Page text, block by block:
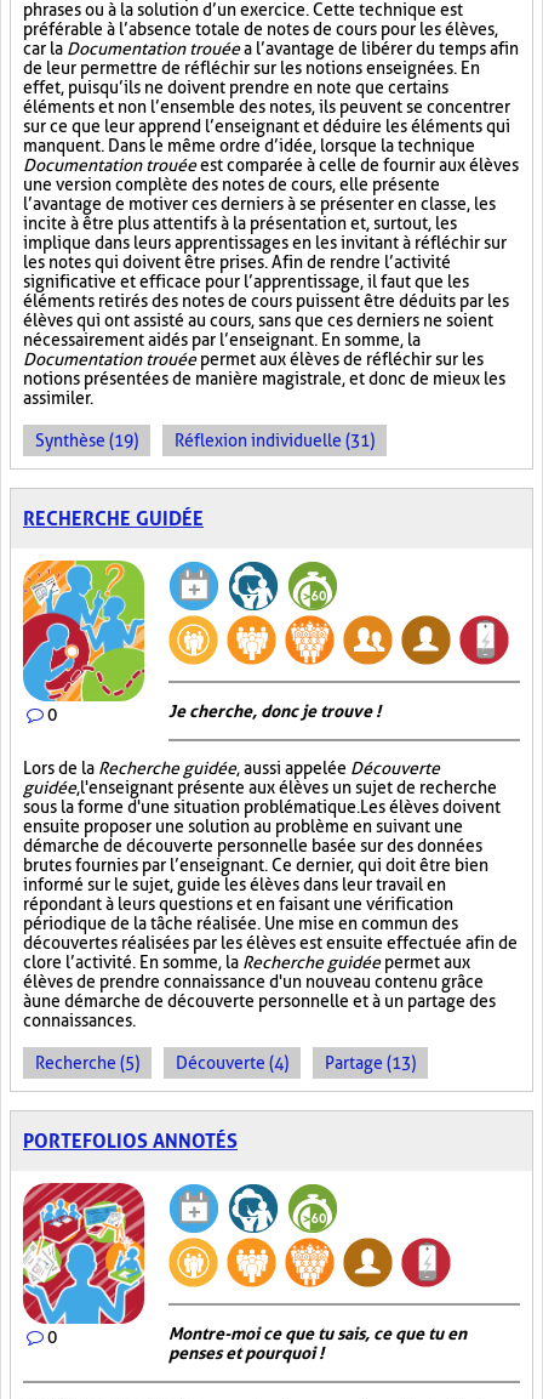
phrases ou à la solution d’un exercice. Cette technique est
préférable à l’absence totale de notes de cours pour les élèves,
car la Documentation trouéea l’avantage de libérer du temps afin
de leur permettre de réfléchir sur les notions enseignées. En
effet, puisqu’ils ne doivent prendre en note que certains
éléments et non l’ensemble des notes, ils peuvent se concentrer
sur ce que leur apprend l’enseignant et déduire les éléments qui
manquent. Dans le même ordre d’idée, lorsque la technique
Documentation trouéeest comparée à celle de fournir aux élèves
une version complète des notes de cours, elle présente
l’avantage de motiver ces derniers à se présenter en classe, les
incite à être plus attentifs à la présentation et, surtout, les
implique dans leurs apprentissages en les invitant à réfléchir sur
les notes qui doivent être prises. Afin de rendre l’activité
significative et efficace pour l’apprentissage, il faut que les
éléments retirés des notes de cours puissent être déduits par les
élèves qui ont assisté au cours, sans que ces derniers ne soient
nécessairement aidés par l’enseignant. En somme, la
Documentation trouéepermet aux élèves de réfléchir sur les
notions présentées de manière magistrale, et donc de mieux les
assimiler.
Synthèse (19) Réflexion individuelle (31)
RECHERCHE GUIDÉE
0 Je cherche, donc je trouve !
Lors de la Recherche guidée, aussi appelée Découverte
guidée, l'enseignant présente aux élèves un sujet de recherche
sous la forme d'une situation problématique. Les élèves doivent
ensuite proposer une solution au problème en suivant une
démarche de découverte personnelle basée sur des données
brutes fournies par l’enseignant. Ce dernier, qui doit être bien
informé sur le sujet, guide les élèves dans leur travail en
répondant à leurs questions et en faisant une vérification
périodique de la tâche réalisée. Une mise en commun des
découvertes réalisées par les élèves est ensuite effectuée afin de
clore l’activité. En somme, la Recherche guidéepermet aux
élèves de prendre connaissance d'un nouveau contenu grâce
à une démarche de découverte personnelle et à un partage des
connaissances.
Recherche (5) Découverte (4) Partage (13)
PORTEFOLIOS ANNOTÉS
0
Montre-moi ce que tu sais, ce que tu en
penses et pourquoi !